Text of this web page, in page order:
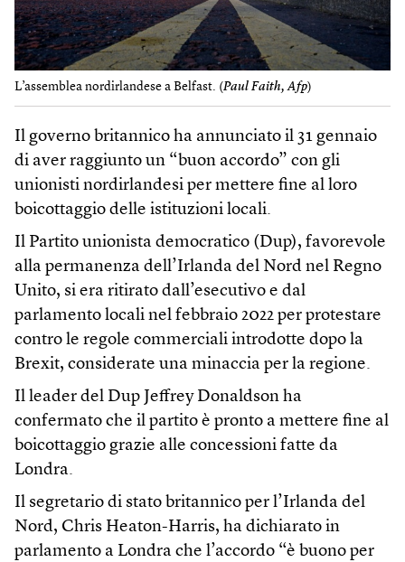
L’assemblea nordirlandese a Belfast. (Paul Faith, Afp)
Il governo britannico ha annunciato il 31 gennaio
di aver raggiunto un “buon accordo” con gli
unionisti nordirlandesi per mettere fine al loro
boicottaggio delle istituzioni locali.
Il Partito unionista democratico (Dup), favorevole
alla permanenza dell’Irlanda del Nord nel Regno
Unito, si era ritirato dall’esecutivo e dal
parlamento locali nel febbraio 2022 per protestare
contro le regole commerciali introdotte dopo la
Brexit, considerate una minaccia per la regione.
Il leader del Dup Jeffrey Donaldson ha
confermato che il partito è pronto a mettere fine al
boicottaggio grazie alle concessioni fatte da
Londra.
Il segretario di stato britannico per l’Irlanda del
Nord, Chris Heaton-Harris, ha dichiarato in
parlamento a Londra che l’accordo “è buono per